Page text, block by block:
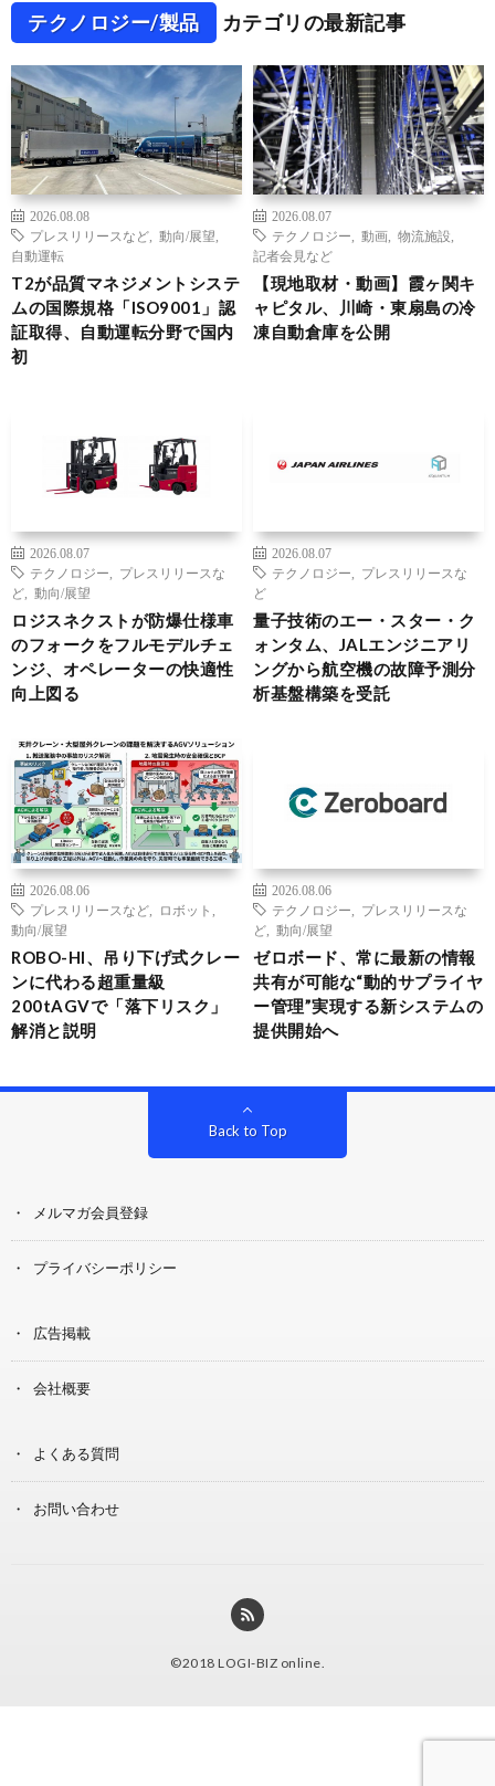
テクノロジー/製品 カテゴリの最新記事
2026.08.08
プレスリリースなど
動向/展望
自動運転
T2が品質マネジメントシステ
ムの国際規格「ISO9001」認
証取得、自動運転分野で国内
初
2026.08.07
テクノロジー
動画 物流施設
記者会見など
【現地取材・動画】霞ヶ関キ
ャピタル、川崎・東扇島の冷
凍自動倉庫を公開
2026.08.07
テクノロジー
プレスリリースな
ど
動向/展望
ロジスネクストが防爆仕様車
のフォークをフルモデルチェ
ンジ、オペレーターの快適性
向上図る
2026.08.07
テクノロジー
プレスリリースな
ど
量子技術のエー・スター・ク
ォンタム、JALエンジニアリ
ングから航空機の故障予測分
析基盤構築を受託
2026.08.06
プレスリリースなど
ロボット
動向/展望
ROBO-HI、吊り下げ式クレー
ンに代わる超重量級
200tAGVで「落下リスク」
解消と説明
2026.08.06
テクノロジー
プレスリリースな
ど
動向/展望
ゼロボード、常に最新の情報
共有が可能な“動的サプライヤ
ー管理”実現する新システムの
提供開始へ
Back to Top
メルマガ会員登録
プライバシーポリシー
広告掲載
会社概要
よくある質問
お問い合わせ
©2018 LOGI-BIZ online